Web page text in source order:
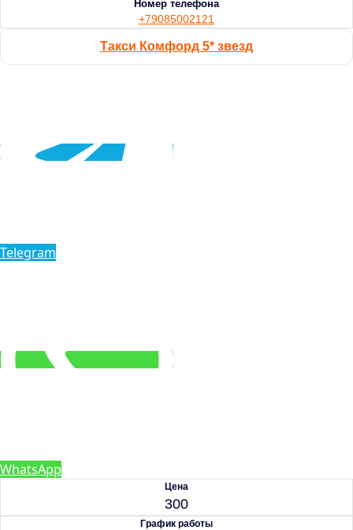
Номер телефона
+79085002121
Такси Комфорд 5* звезд
Telegram
WhatsApp
Цена
300
График работы